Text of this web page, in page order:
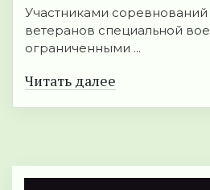
Участниками
ветеранов специальной
ограниченными ...
Читать далее